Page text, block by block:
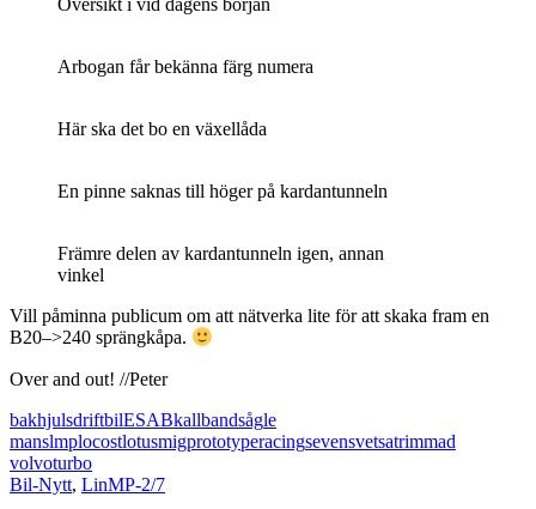
Översikt i vid dagens början
Arbogan får bekänna färg numera
Här ska det bo en växellåda
En pinne saknas till höger på kardantunneln
Främre delen av kardantunneln igen, annan
vinkel
Vill påminna publicum om att nätverka lite för att skaka fram en
B20–>240 sprängkåpa.
Over and out! //Peter
bakhjulsdriftbilESABkallbandsågle
manslmplocostlotusmigprototyperacingsevensvetsatrimmad
volvoturbo
Bil-Nytt, LinMP-2/7